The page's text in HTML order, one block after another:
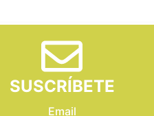
SUSCRÍBETE
Email